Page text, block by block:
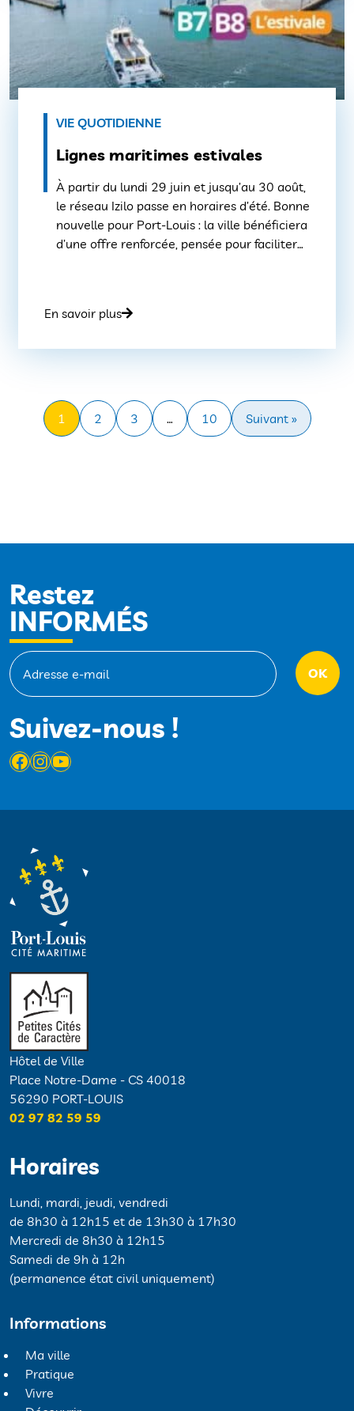
VIE QUOTIDIENNE
Lignes maritimes estivales
À partir du lundi 29 juin et jusqu’au 30 août,
le réseau Izilo passe en horaires d’été. Bonne
nouvelle pour Port‑Louis : la ville bénéficiera
d’une offre renforcée, pensée pour faciliter
par la ligne […]
En savoir plus
1 2 3 … 10 Suivant »
Restez
INFORMÉS
Suivez-nous !
Facebook
Instagram
YouTube
Hôtel de Ville
Place Notre-Dame - CS 40018
56290 PORT-LOUIS
02 97 82 59 59
Horaires
Lundi, mardi, jeudi, vendredi
de 8h30 à 12h15 et de 13h30 à 17h30
Mercredi de 8h30 à 12h15
Samedi de 9h à 12h
(permanence état civil uniquement)
Informations
Ma ville
Pratique
Vivre